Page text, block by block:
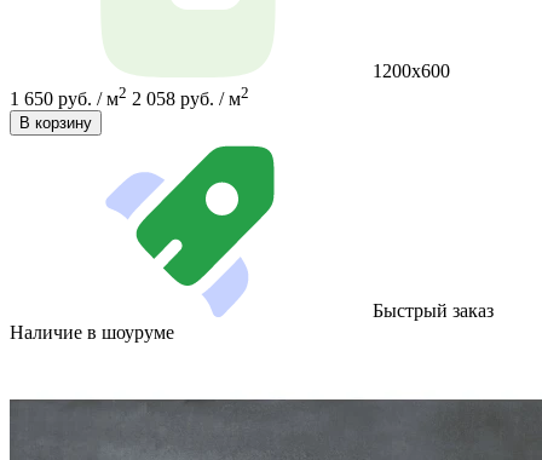
1200х600
1 650 руб. / м2 2 058 руб. / м2
В корзину
Быстрый заказ
Наличие в шоуруме